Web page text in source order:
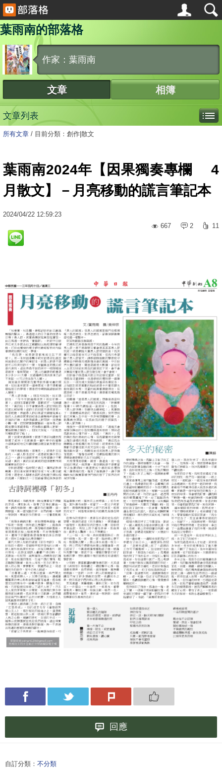
葉雨南的部落格
作家：葉雨南
文章 相簿
文章列表
所有文章 / 目前分類：創作|散文
葉雨南2024年【因果獨奏專欄 4
月散文】－月亮移動的謊言筆記本
2024/04/22 12:59:23
667
2 11
回應
自訂分類： 不分類